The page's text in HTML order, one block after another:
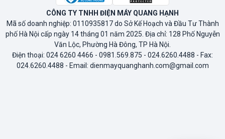
CÔNG TY TNHH ĐIỆN MÁY QUANG HẠNH
Mã số doanh nghiệp: 0110935817 do Sở Kế Hoạch và Đầu Tư Thành
phố Hà Nội cấp ngày 14 tháng 01 năm 2025. Địa chỉ: 128 Phố Nguyễn
Văn Lộc, Phường Hà Đông, TP Hà Nội.
Điện thoại: 024 6260 4466 - 0981.569.875 - 024.6260.4488 - Fax:
024.6260.4488 - Email: dienmayquanghanh.com@gmail.com